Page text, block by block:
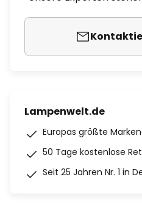
Lampenwelt.de
Europas größte
50 Tage kostenlose
Seit 25 Jahren Nr. 1 in